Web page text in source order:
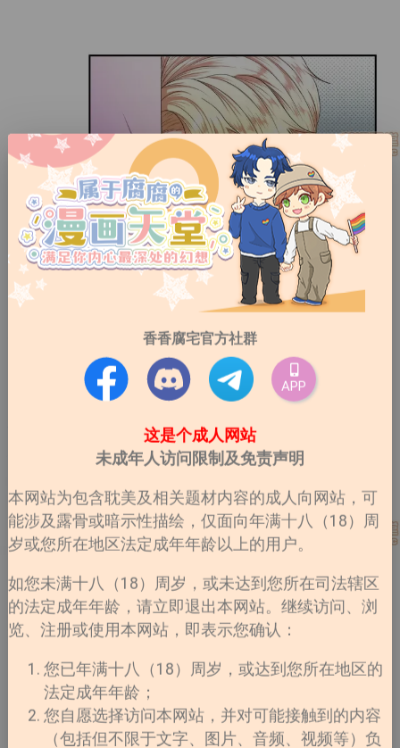
香香腐宅官方社群
APP
这是个成人网站
未成年人访问限制及免责声明
本网站为包含耽美及相关题材内容的成人向网站，可
能涉及露骨或暗示性描绘，仅面向年满十八（18）周
岁或您所在地区法定成年年龄以上的用户。
如您未满十八（18）周岁，或未达到您所在司法辖区
的法定成年年龄，请立即退出本网站。继续访问、浏
览、注册或使用本网站，即表示您确认：
您已年满十八（18）周岁，或达到您所在地区的
法定成年年龄；
您自愿选择访问本网站，并对可能接触到的内容
（包括但不限于文字、图片、音频、视频等）负